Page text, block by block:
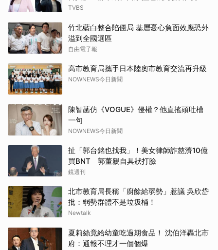
TVBS
竹北藍白整合陷僵局 基層憂心負面效應恐外
溢到全國選區
自由電子報
高市教育局攜手日本陸奧市教育交流再升級
NOWNEWS今日新聞
陳智菡仿《VOGUE》侵權？他直搖頭吐槽
一句
NOWNEWS今日新聞
扯「郭台銘也找我」！美女律師詐慈濟10億
買BNT 郭董親自具狀打臉
鏡週刊
北市教育局長稱「廚餘給弱勢」惹議 吳欣岱
批：弱勢群體不是垃圾桶！
Newtalk
夏莉絲竟給幼童吃過期食品！ 沈伯洋轟北市
府：通報不理才一個個爆